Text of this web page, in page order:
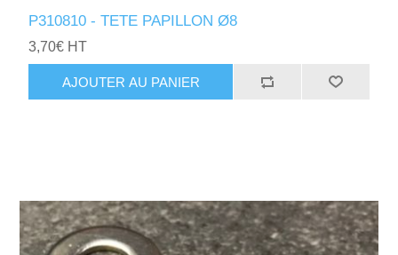
P310810 - TETE PAPILLON Ø8
3,70€ HT
AJOUTER AU PANIER